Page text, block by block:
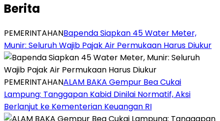
Berita
PEMERINTAHAN‎Bapenda Siapkan 45 Water Meter,
Munir: Seluruh Wajib Pajak Air Permukaan Harus Diukur
PEMERINTAHANALAM BAKA Gempur Bea Cukai
Lampung: Tanggapan Kabid Dinilai Normatif, Aksi
Berlanjut ke Kementerian Keuangan RI